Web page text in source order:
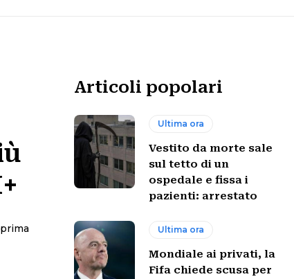
Articoli popolari
Ultima ora
Vestito da morte sale
sul tetto di un
ospedale e fissa i
pazienti: arrestato
Ultima ora
Mondiale ai privati, la
Fifa chiede scusa per